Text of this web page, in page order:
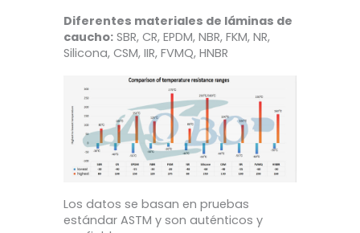
Diferentes materiales de láminas de
caucho: SBR, CR, EPDM, NBR, FKM, NR,
Silicona, CSM, IIR, FVMQ, HNBR
Los datos se basan en pruebas
estándar ASTM y son auténticos y